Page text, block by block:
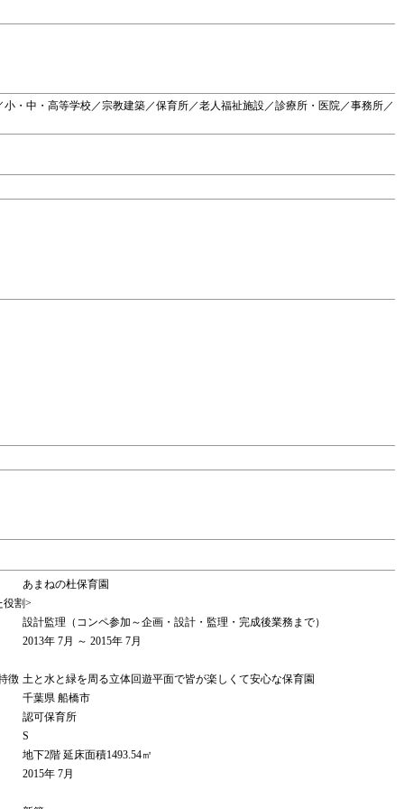
・中・高等学校／宗教建築／保育所／老人福祉施設／診療所・医院／事務所／
あまねの杜保育園
役割>
設計監理（コンペ参加～企画・設計・監理・完成後業務まで）
2013年 7月 ～ 2015年 7月
徴 土と水と緑を周る立体回遊平面で皆が楽しくて安心な保育園
千葉県 船橋市
認可保育所
S
地下2階 延床面積1493.54㎡
2015年 7月